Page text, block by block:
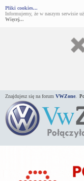
Pliki cookies...
Informujemy, że w naszym serwisie
Więcej...
Znajdujesz się na forum VWZone